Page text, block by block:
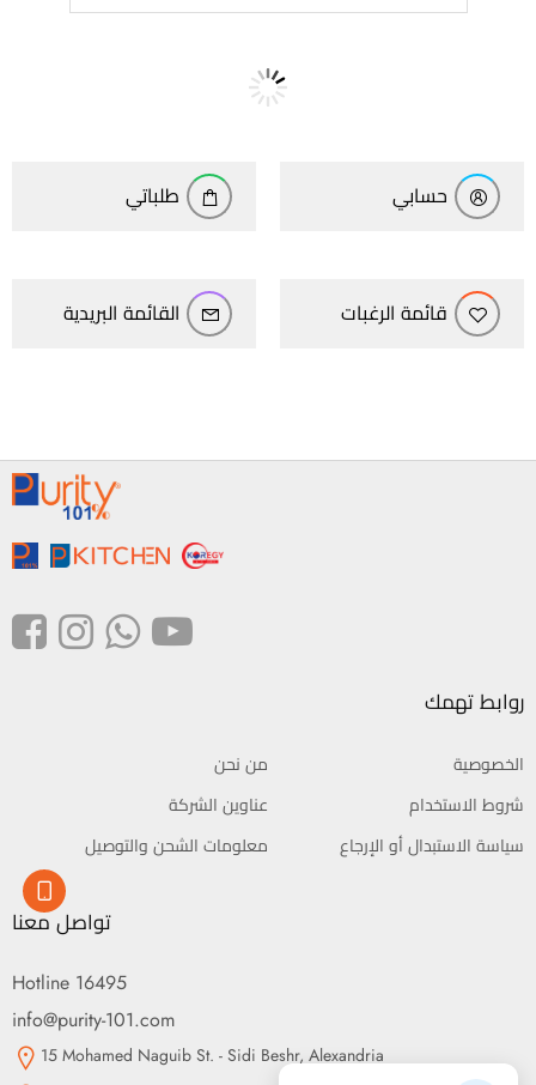
حسابي طلباتي
قائمة الرغبات القائمة البريدية
روابط تهمك
من نحن
الخصوصية
عناوين الشركة
شروط الاستخدام
معلومات الشحن والتوصيل
سياسة الاستبدال أو الإرجاع
تواصل معنا
Hotline 16495
info@purity-101.com
15 Mohamed Naguib St. - Sidi Beshr, Alexandria